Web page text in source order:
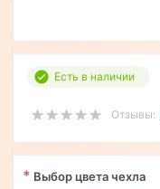
Есть в наличии
Отзывы:
* Выбор цвета чехла